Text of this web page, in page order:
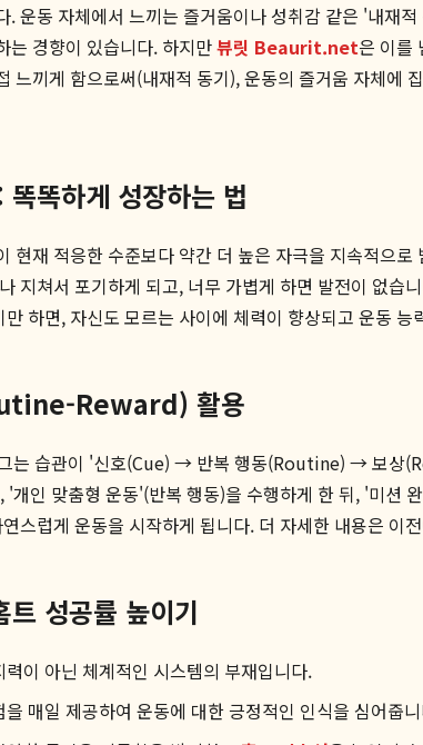
. 운동 자체에서 느끼는 즐거움이나 성취감 같은 '내재
는 경향이 있습니다. 하지만뷰릿 Beaurit.net은 이를
느끼게 함으로써(내재적 동기), 운동의 즐거움 자체
똑하게 성장하는 법
현재 적응한 수준보다 약간 더 높은 자극을 지속적으
지쳐서 포기하게 되고, 너무 가볍게 하면 발전이 없
하면, 자신도 모르는 사이에 체력이 향상되고 운동
Reward) 활용
는 습관이 '신호(Cue) → 반복 행동(Routine) → 보상
'개인 맞춤형 운동'(반복 행동)을 수행하게 한 뒤, '미션
스럽게 운동을 시작하게 됩니다. 더 자세한 내용은 이
성공률 높이기
이 아닌 체계적인 시스템의 부재입니다.
을 매일 제공하여 운동에 대한 긍정적인 인식을 심어줍